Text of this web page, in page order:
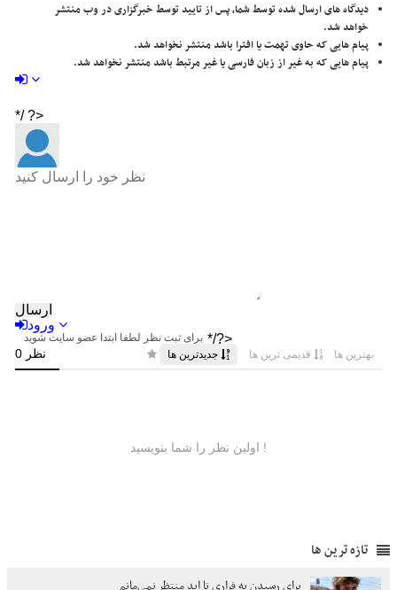
دیدگاه های ارسال شده توسط شما، پس از تایید توسط خبرگزاری در وب منتشر
خواهد شد.
پیام هایی که حاوی تهمت یا افترا باشد منتشر نخواهد شد.
پیام هایی که به غیر از زبان فارسی یا غیر مرتبط باشد منتشر نخواهد شد.
تازه ترین ها